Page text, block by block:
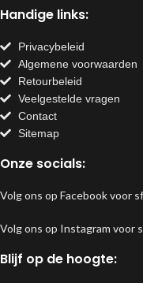
Handige links:
Privacybeleid
Algemene voorwaarden
Retourbeleid
Veelgestelde vragen
Contact
Sitemap
Onze socials:
Volg ons op Facebook voor
Volg ons op Instagram voor
Blijf op de hoogte: